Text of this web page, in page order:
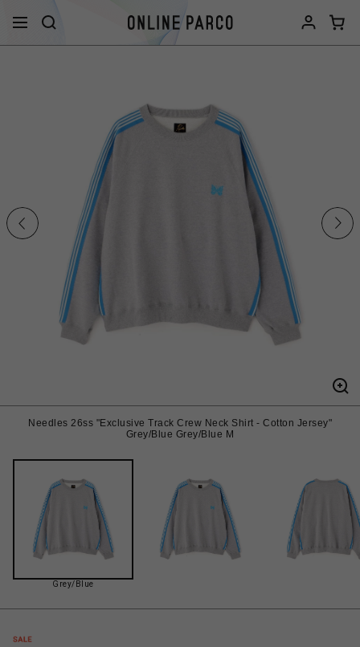
Needles 26ss "Exclusive Track Crew Neck Shirt - Cotton Jersey"
Grey/Blue Grey/Blue M
Grey/Blue